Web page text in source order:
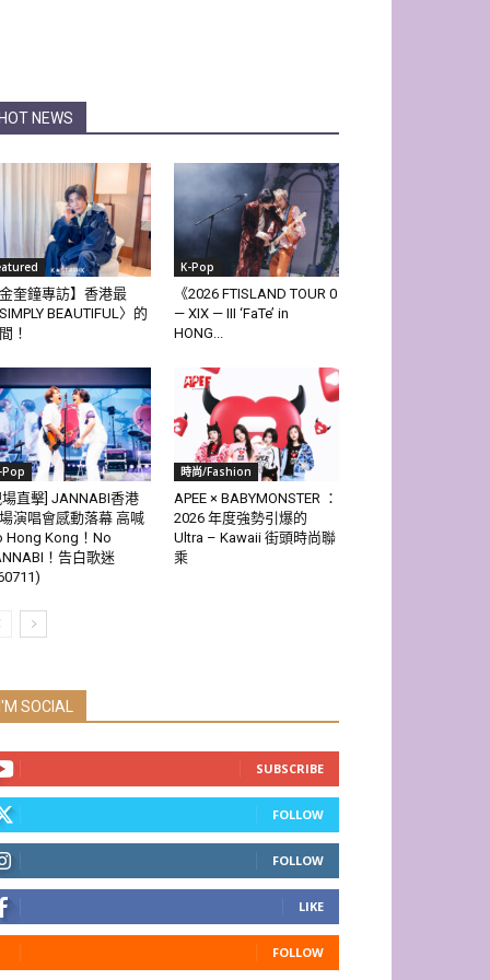
HOT NEWS
金奎鐘專訪】香港最
SIMPLY BEAUTIFUL〉的
！
K-Pop
《2026 FTISLAND TOUR 0
— XIX — III ‘FaTe’ in
HONG...
Pop
場直擊] JANNABI香港
演唱會感動落幕 高喊
Hong Kong！No
！告白歌迷
時尚/Fashion
APEE × BABYMONSTER ：
2026 年度強勢引爆的
Ultra – Kawaii 街頭時尚聯
乘
I'M SOCIAL
SUBSCRIBE
FOLLOW
FOLLOW
LIKE
FOLLOW